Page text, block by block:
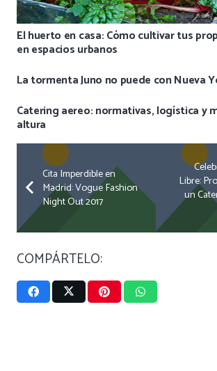
El huerto en casa: Cómo cultivar tus
en espacios urbanos
La tormenta Juno no puede con Nueva
Catering aereo: normativas, logística y
altura
Cita Imperdible en
Madrid: Vogue Fashion
Night Out 2017
Libre:
un
COMPÁRTELO: